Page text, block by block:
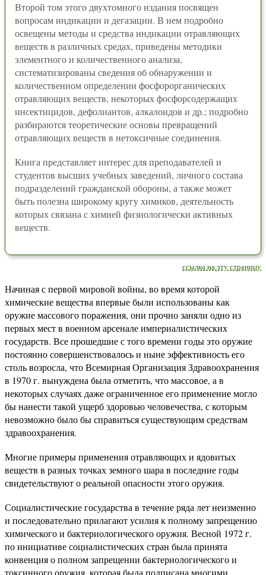
Второй том этого двухтомного издания посвящен
вопросам индикации и дегазации. В нем подробно
освещены методы и средства индикации отравляющих
веществ в различных средах, приведены методики
элементного и количественного анализа,
систематизированы сведения об обнаружении и
количественном определении фосфорорганических
отравляющих веществ, некоторых фосфорсодержащих
инсектицидов, дефолиантов, алкалоидов и др.; подробно
разбираются теоретические основы превращений
отравляющих веществ в нетоксичные соединения.
Книга представляет интерес для преподавателей и
студентов высших учебных заведений, личного состава
подразделений гражданской обороны, а также может
быть полезна широкому кругу химиков, деятельность
которых связана с химией физиологически активных
веществ.
ссылка на эту страницу
Начиная с первой мировой войны, во время которой
химические вещества впервые были использованы как
оружие массового поражения, они прочно заняли одно из
первых мест в военном арсенале империалистических
государств. Все прошедшие с того времени годы это оружие
постоянно совершенствовалось и ныне эффективность его
столь возросла, что Всемирная Организация Здравоохранения
в 1970 г. вынуждена была отметить, что массовое, а в
некоторых случаях даже ограниченное его применение могло
бы нанести такой ущерб здоровью человечества, с которым
невозможно было бы справиться существующим средствам
здравоохранения.
Многие примеры применения отравляющих и ядовитых
веществ в разных точках земного шара в последние годы
свидетельствуют о реальной опасности этого оружия.
Социалистические государства в течение ряда лет неизменно
и последовательно прилагают усилия к полному запрещению
химического и бактериологического оружия. Весной 1972 г.
по инициативе социалистических стран была принята
конвенция о полном запрещении бактериологического и
токсинного оружия, которая была подписана многими